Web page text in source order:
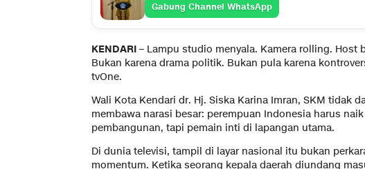
Gabung Channel WhatsApp
KENDARI – Lampu studio menyala. Kamera rolling. Host
Bukan karena drama politik. Bukan pula karena
tvOne.
Wali Kota Kendari dr. Hj. Siska Karina Imran, SKM tidak
membawa narasi besar: perempuan Indonesia harus
pembangunan, tapi pemain inti di lapangan utama.
Di dunia televisi, tampil di layar nasional itu bukan
momentum. Ketika seorang kepala daerah diundang